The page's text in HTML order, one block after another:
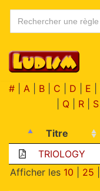
Aller
au
contenu
# A B C D E
Q R S
Titre
TRIOLOGY
Afficher les 10 25